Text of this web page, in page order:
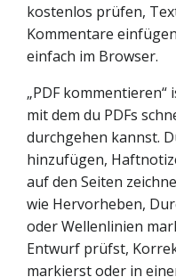
kostenlos prüfen,
Kommentare
einfach im Browser.
„PDF kommentieren“
mit dem du PDFs
durchgehen kannst.
hinzufügen,
auf den Seiten
wie Hervorheben,
oder Wellenlinien
Entwurf prüfst,
markierst oder in